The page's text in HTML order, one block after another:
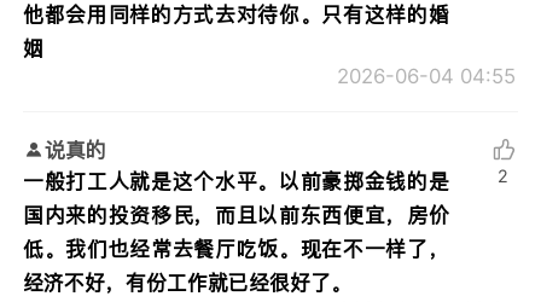
他都会用同样的方式去对待你。只有这样的婚
姻
2026-06-04 04:55
说真的
一般打工人就是这个水平。以前豪掷金钱的是
国内来的投资移民，而且以前东西便宜，房价
低。我们也经常去餐厅吃饭。现在不一样了，
经济不好，有份工作就已经很好了。
2